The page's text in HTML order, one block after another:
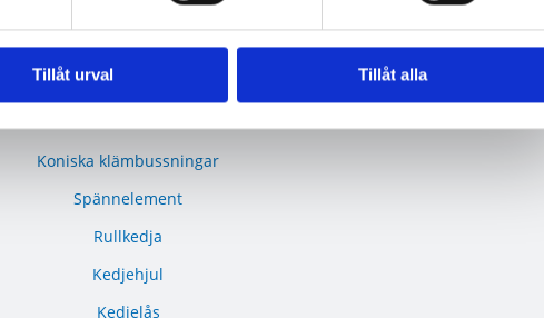
Tillåt urval Tillåt alla
Smalkilremmar
Klassiska kilremmar
Kilremskivor
Koniska klämbussningar
Spännelement
Rullkedja
Kedjehjul
Kedjelås